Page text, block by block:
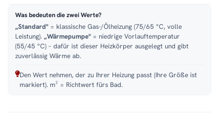
Was bedeuten die zwei Werte?
„Standard" = klassische Gas-/Ölheizung (75/65 °C, volle
Leistung). „Wärmepumpe" = niedrige Vorlauftemperatur
(55/45 °C) – dafür ist dieser Heizkörper ausgelegt und gibt
zuverlässig Wärme ab.
Den Wert nehmen, der zu Ihrer Heizung passt (Ihre Größe ist
markiert). m² = Richtwert fürs Bad.